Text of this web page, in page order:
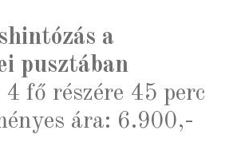
a
pusztában
fő részére 45 perc
ára: 6.900,-